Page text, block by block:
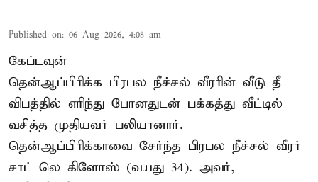
Published on: 06 Aug 2026, 4:08 am
கேப்டவுன்
தென்ஆப்பிரிக்க பிரபல நீச்சல் வீரரின் வீடு தீ
விபத்தில் எரிந்து போனதுடன் பக்கத்து வீட்டில்
வசித்த முதியவர் பலியானார்.
தென்ஆப்பிரிக்காவை சேர்ந்த பிரபல நீச்சல் வீரர்
சாட் லெ கிளோஸ் (வயது 34). அவர்,